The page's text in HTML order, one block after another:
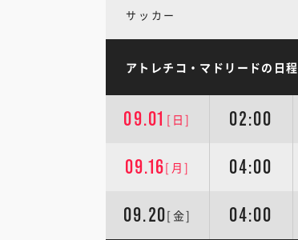
サッカー
アトレチコ・マドリードの日程
09.01 [日] 02:00
09.16[月] 04:00
09.20[金] 04:00